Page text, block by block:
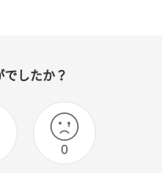
でしたか？
0